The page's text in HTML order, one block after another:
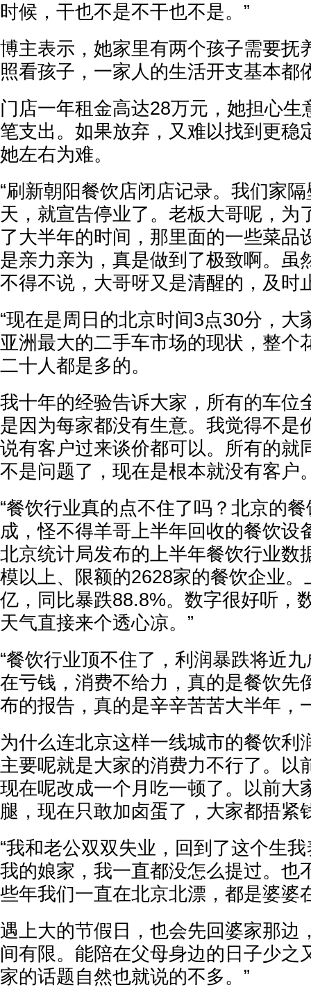
时候，干也不是不干也不是。”
博主表示，她家里有两个孩子需要抚
照看孩子，一家人的生活开支基本都
门店一年租金高达28万元，她担心生
笔支出。如果放弃，又难以找到更稳
她左右为难。
“刷新朝阳餐饮店闭店记录。我们家
天，就宣告停业了。老板大哥呢，为
了大半年的时间，那里面的一些菜品
是亲力亲为，真是做到了极致啊。虽
不得不说，大哥呀又是清醒的，及时
“现在是周日的北京时间3点30分，大
亚洲最大的二手车市场的现状，整个
二十人都是多的。
我十年的经验告诉大家，所有的车位
是因为每家都没有生意。我觉得不是
说有客户过来谈价都可以。所有的就
不是问题了，现在是根本就没有客户
“餐饮行业真的点不住了吗？北京的
成，怪不得羊哥上半年回收的餐饮设
北京统计局发布的上半年餐饮行业数
模以上、限额的2628家的餐饮企业
亿，同比暴跌88.8%。数字很好听，
天气直接来个透心凉。”
“餐饮行业顶不住了，利润暴跌将近
在亏钱，消费不给力，真的是餐饮先
布的报告，真的是辛辛苦苦大半年，
为什么连北京这样一线城市的餐饮利
主要呢就是大家的消费力不行了。以
现在呢改成一个月吃一顿了。以前大
腿，现在只敢加卤蛋了，大家都捂紧
“我和老公双双失业，回到了这个生
我的娘家，我一直都没怎么提过。也
些年我们一直在北京北漂，都是婆婆
遇上大的节假日，也会先回婆家那边
间有限。能陪在父母身边的日子少之
家的话题自然也就说的不多。”